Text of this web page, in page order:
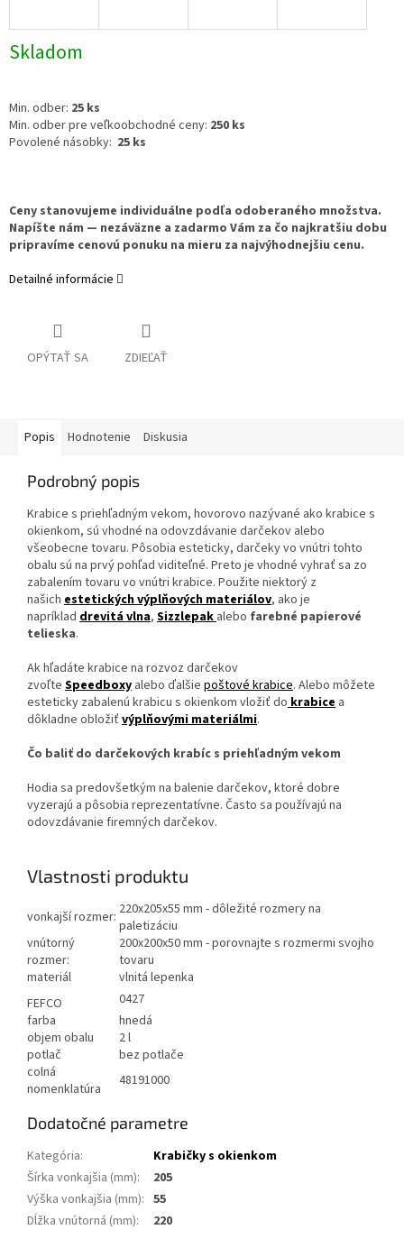
Skladom
Min. odber: 25 ks
Min. odber pre veľkoobchodné ceny: 250 ks
Povolené násobky: 25 ks
Ceny stanovujeme individuálne podľa odoberaného množstva.
Napíšte nám — nezáväzne a zadarmo Vám za čo najkratšiu dobu
pripravíme cenovú ponuku na mieru za najvýhodnejšiu cenu.
Detailné informácie
OPÝTAŤ SA ZDIEĽAŤ
Popis Hodnotenie Diskusia
Podrobný popis
Krabice s priehľadným vekom, hovorovo nazývané ako krabice s
okienkom, sú vhodné na odovzdávanie darčekov alebo
všeobecne tovaru. Pôsobia esteticky, darčeky vo vnútri tohto
obalu sú na prvý pohľad viditeľné. Preto je vhodné vyhrať sa zo
zabalením tovaru vo vnútri krabice. Použite niektorý z
našich estetických výplňových materiálov, ako je
napríklad drevitá vlna, Sizzlepak alebo farebné papierové
telieska.
Ak hľadáte krabice na rozvoz darčekov
zvoľte Speedboxy alebo ďalšie poštové krabice. Alebo môžete
esteticky zabalenú krabicu s okienkom vložiť do krabice a
dôkladne obložiť výplňovými materiálmi.
Čo baliť do darčekových krabíc s priehľadným vekom
Hodia sa predovšetkým na balenie darčekov, ktoré dobre
vyzerajú a pôsobia reprezentatívne. Často sa používajú na
odovzdávanie firemných darčekov.
Vlastnosti produktu
vonkajší rozmer: 220x205x55 mm - dôležité rozmery na
paletizáciu
vnútorný
rozmer:
200x200x50 mm - porovnajte s rozmermi svojho
tovaru
materiál
vlnitá lepenka
FEFCO
0427
farba
hnedá
objem obalu
2 l
potlač
bez potlače
colná
nomenklatúra
48191000
Dodatočné parametre
Kategória:
Krabičky s okienkom
Šírka vonkajšia (mm):
205
Výška vonkajšia (mm): 55
Dĺžka vnútorná (mm): 220